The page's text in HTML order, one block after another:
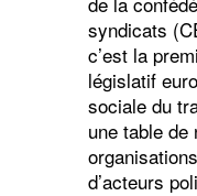
syndicats
c’est la
législatif
sociale du
une table
d’acteurs